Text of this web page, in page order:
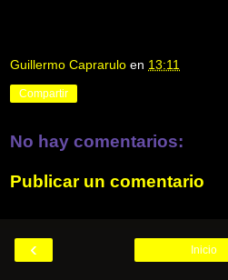
Guillermo Caprarulo en 13:11
Compartir
No hay comentarios:
Publicar un comentario
‹ Inicio